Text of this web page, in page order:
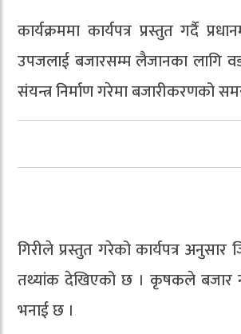
कार्यक्रममा कार्यपत्र प्रस्तुत गर्दै
उपजलाई बजारसम्म लैजानका लागि
संयन्त्र निर्माण गरेमा बजारीकरणको
गिरीले प्रस्तुत गरेको कार्यपत्र
तथ्यांक देखिएको छ । कृषकले बजार
भनाई छ ।